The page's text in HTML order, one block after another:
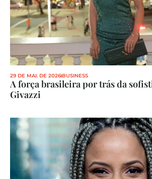
29 DE MAI. DE 2026 BUSINESS
A força brasileira por trás da
Givazzi